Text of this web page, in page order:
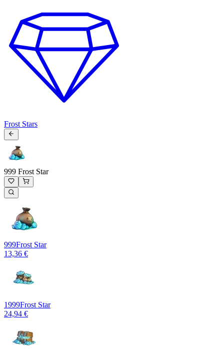
Frost Stars
999 Frost Star
999Frost Star
13,36 €
1999Frost Star
24,94 €